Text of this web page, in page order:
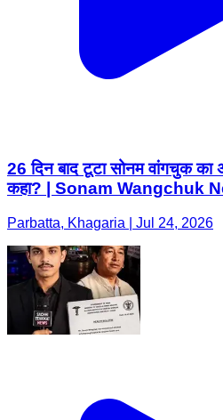
26 दिन बाद टूटा सोनम वांगचुक का
कहा? | Sonam Wangchuk
Parbatta, Khagaria | Jul 24, 2026